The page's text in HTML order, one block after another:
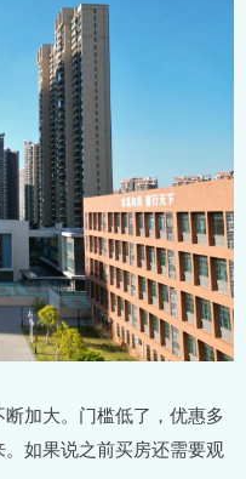
加大。门槛低了，优惠多
如果说之前买房还需要观